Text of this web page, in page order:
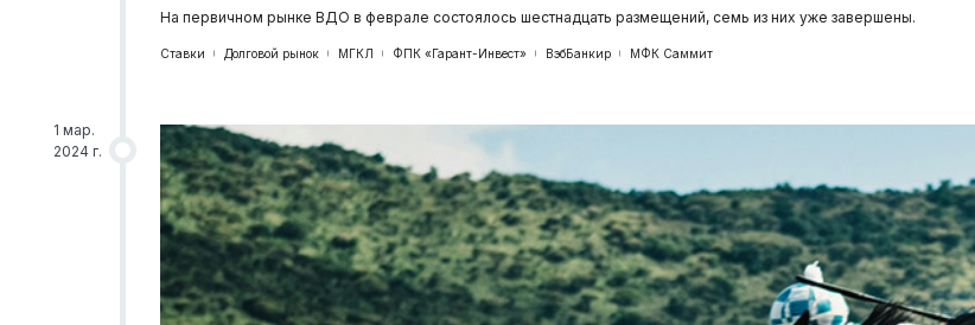
На первичном рынке ВДО в феврале состоялось шестнадцать размещений, семь из них уже завершены.
Ставки Долговой рынок МГКЛ ФПК «Гарант-Инвест» ВэбБанкир МФК Саммит
1 мар.
2024 г.